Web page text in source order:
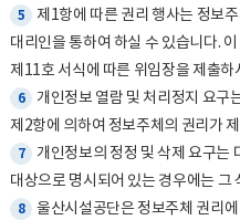
5
제1항에 따른 권리 행사는 정보
대리인을 통하여 하실 수 있습니다.
제11호 서식에 따른 위임장을 제출하
6
개인정보 열람 및 처리정지 요
제2항에 의하여 정보주체의 권리가
7
개인정보의 정정 및 삭제 요구는
대상으로 명시되어 있는 경우에는 그
8
울산시설공단은 정보주체 권리